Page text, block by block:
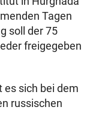
Tagen
soll der 75
freigegeben
es sich bei dem
russischen